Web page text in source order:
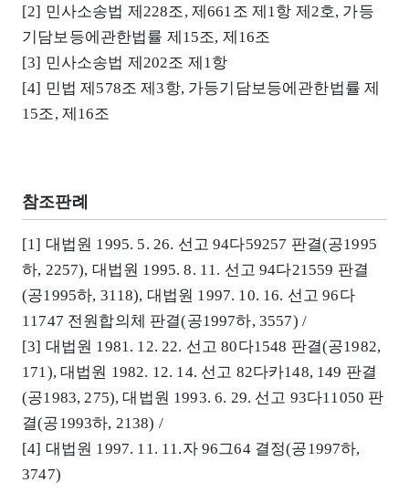
[2] 민사소송법 제228조, 제661조 제1항 제2호, 가등
기담보등에관한법률 제15조, 제16조
[3] 민사소송법 제202조 제1항
[4] 민법 제578조 제3항, 가등기담보등에관한법률 제
15조, 제16조
참조판례
[1] 대법원 1995. 5. 26. 선고 94다59257 판결(공1995
하, 2257), 대법원 1995. 8. 11. 선고 94다21559 판결
(공1995하, 3118), 대법원 1997. 10. 16. 선고 96다
11747 전원합의체 판결(공1997하, 3557) /
[3] 대법원 1981. 12. 22. 선고 80다1548 판결(공1982,
171), 대법원 1982. 12. 14. 선고 82다카148, 149 판결
(공1983, 275), 대법원 1993. 6. 29. 선고 93다11050 판
결(공1993하, 2138) /
[4] 대법원 1997. 11. 11.자 96그64 결정(공1997하,
3747)